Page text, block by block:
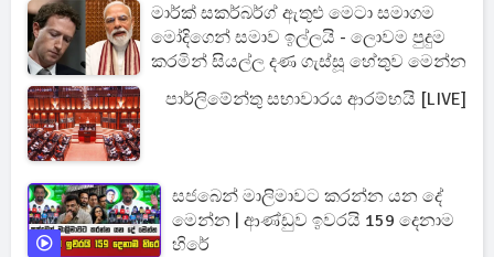
මාර්ක් සකර්බර්ග් ඇතුළු මෙටා සමාගම
මෝදිගෙන් සමාව ඉල්ලයි - ලොවම පුදුම
කරමින් සියල්ල දණ ගැස්සූ හේතුව මෙන්න
පාර්ලිමේන්තු සභාවාරය ආරම්භයි [LIVE]
සජබෙන් මාලිමාවට කරන්න යන දේ
මෙන්න | ආණ්ඩුව ඉවරයි 159 දෙනාම
හිරේ